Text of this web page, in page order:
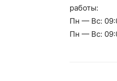
работы:
Пн — Вс:
Пн — Вс: